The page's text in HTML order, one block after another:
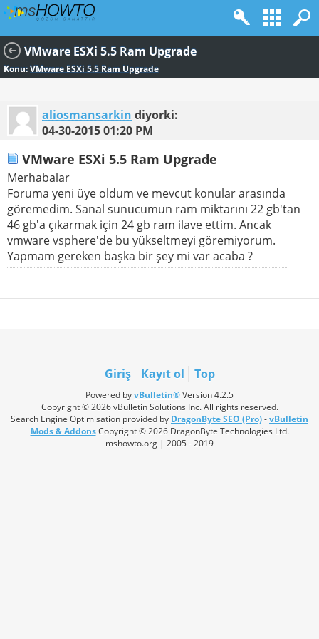
VMware ESXi 5.5 Ram Upgrade
Konu:VMware ESXi 5.5 Ram Upgrade
aliosmansarkin diyorki:
04-30-201501:20 PM
VMware ESXi 5.5 Ram Upgrade
Merhabalar
Foruma yeni üye oldum ve mevcut konular arasında
göremedim. Sanal sunucumun ram miktarını 22 gb'tan
46 gb'a çıkarmak için 24 gb ram ilave ettim. Ancak
vmware vsphere'de bu yükseltmeyi göremiyorum.
Yapmam gereken başka bir şey mi var acaba ?
Giriş Kayıt ol Top
Powered byvBulletin®Version 4.2.5
Copyright © 2026 vBulletin Solutions Inc. All rights reserved.
Search Engine Optimisation provided by DragonByte SEO (Pro)-vBulletin
Mods & AddonsCopyright © 2026 DragonByte Technologies Ltd.
mshowto.org | 2005 - 2019